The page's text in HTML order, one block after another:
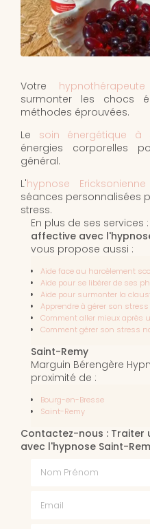
Votre
surmonter les chocs
méthodes éprouvées.
Le soin énergétique à
énergies corporelles
général.
L'hypnose
séances personnalisées
stress.
En plus de ses services :
affective avec
vous propose aussi :
Aide face au harcèlement
Aide pour se libérer de ses
Aide pour surmonter la
Apprendre à gérer son
Comment aller mieux après
Comment gérer son stress
Saint-Remy
Marguin Bérengère
proximité de :
Bourg-en-Bresse
Saint-Remy
Contactez-nous :
avec l'hypnose Saint-